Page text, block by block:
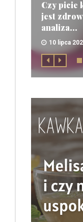
Czy picie
jest
analiza...
10 lipca